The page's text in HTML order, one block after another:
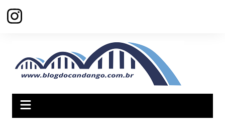
para